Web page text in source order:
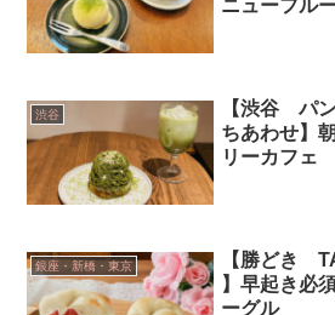
ニューフル
渋谷
【渋谷 パ
ちあわせ】
リーカフェ
銀座・新橋・東京
【勝どき
】早起き必
ーグル